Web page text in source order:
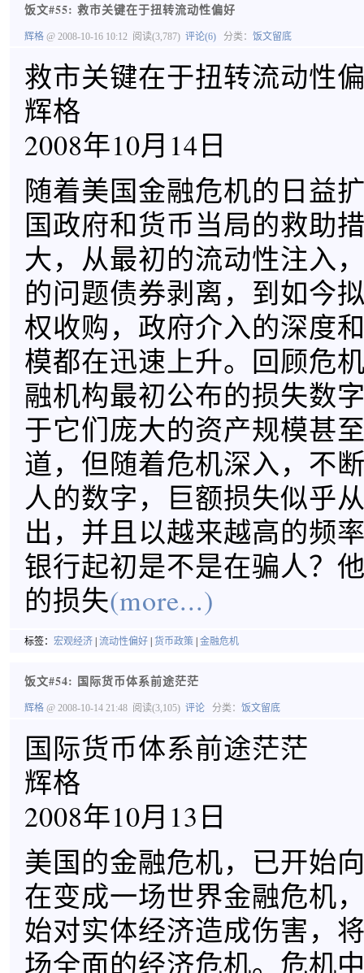
饭文#55: 救市关键在于扭转流动性偏好
辉格 @ 2008-10-16 10:12 阅读(3,787) 评论(6) 分类： 饭文留底
救市关键在于扭转流动性
辉格
2008年10月14日
随着美国金融危机的日益
国政府和货币当局的救助
大，从最初的流动性注入
的问题债券剥离，到如今
权收购，政府介入的深度
模都在迅速上升。回顾危
融机构最初公布的损失数
于它们庞大的资产规模甚
道，但随着危机深入，不
人的数字，巨额损失似乎
出，并且以越来越高的频
银行起初是不是在骗人？
的损失(more...)
标签： 宏观经济 流动性偏好 货币政策 金融危机
饭文#54: 国际货币体系前途茫茫
辉格 @ 2008-10-14 21:48 阅读(3,105) 评论 分类： 饭文留底
国际货币体系前途茫茫
辉格
2008年10月13日
美国的金融危机，已开始
在变成一场世界金融危机
始对实体经济造成伤害，
场全面的经济危机。危机